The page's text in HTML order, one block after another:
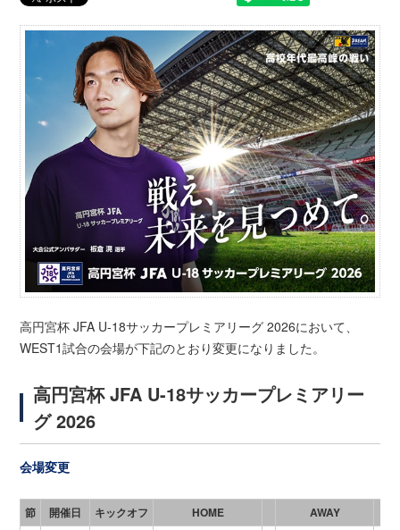
高円宮杯 JFA U-18サッカープレミアリーグ 2026において、
WEST1試合の会場が下記のとおり変更になりました。
高円宮杯 JFA U-18サッカープレミアリー
グ 2026
会場変更
節 開催日 キックオフ HOME AWAY